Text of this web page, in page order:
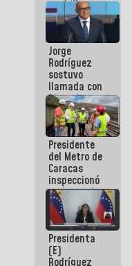
medalla
"Héroe de
Venezuela"
a servidores
públicos
Jorge
Rodríguez
sostuvo
llamada con
Dinorah
Figuera y
acuerdan
primer
encuentro
presencial
para el
diálogo
Presidente
del Metro de
Caracas
inspeccionó
trabajos de
rehabilitación
y
modernización
de la vía
férrea
Presidenta
(E)
Rodríguez